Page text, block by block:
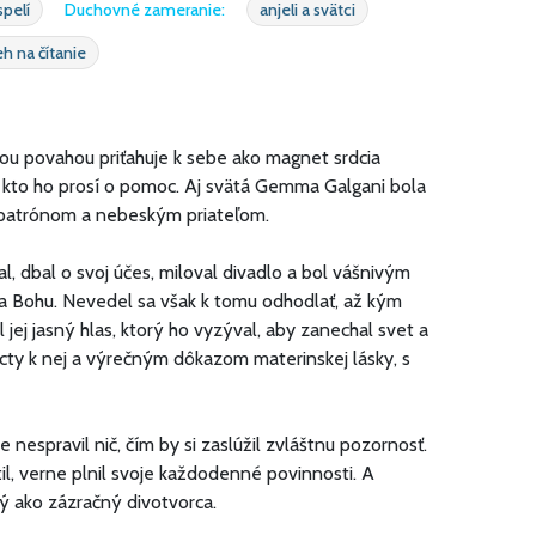
Duchovné zameranie:
anjeli a svätci
na čítanie
povahou priťahuje k sebe ako magnet srdcia
ho prosí o pomoc. Aj svätá Gemma Galgani bola
a nebeským priateľom.
dbal o svoj účes, miloval divadlo a bol vášnivým
Nevedel sa však k tomu odhodlať, až kým
jasný hlas, ktorý ho vyzýval, aby zanechal svet a
k nej a výrečným dôkazom materinskej lásky, s
nespravil nič, čím by si zaslúžil zvláštnu pozornosť.
verne plnil svoje každodenné povinnosti. A
ako zázračný divotvorca.